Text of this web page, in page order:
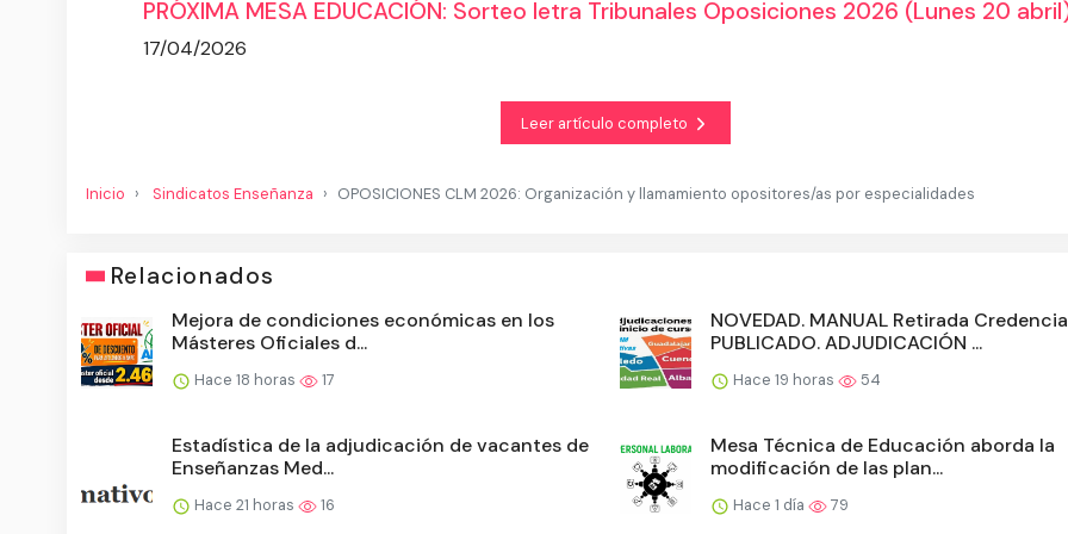
PRÓXIMA MESA EDUCACIÓN: Sorteo letra Tribunales Oposiciones 2026 (Lunes 20
17/04/2026
Leer artículo completo
Inicio Sindicatos Enseñanza OPOSICIONES CLM 2026: Organización y llamamiento opositores/as por especialidades
Relacionados
Mejora de condiciones económicas en los
Másteres Oficiales d...
Hace 18 horas 17
NOVEDAD. MANUAL Retirada
PUBLICADO. ADJUDICACIÓN ...
Hace 19 horas 54
Estadística de la adjudicación de vacantes de
Enseñanzas Med...
Hace 21 horas 16
Mesa Técnica de Educación aborda la
modificación de las plan...
Hace 1 día 79